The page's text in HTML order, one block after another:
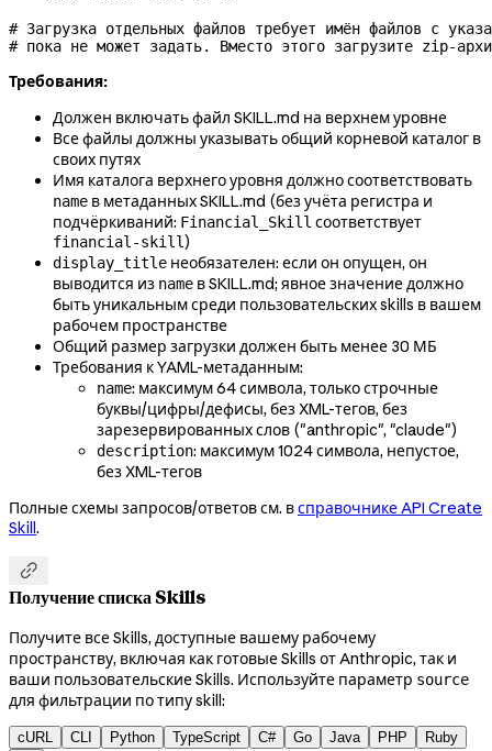
# Загрузка отдельных файлов требует имён файлов с
# пока не может задать. Вместо этого загрузите zip-
Требования:
Должен включать файл SKILL.md на верхнем уровне
Все файлы должны указывать общий корневой каталог в
своих путях
Имя каталога верхнего уровня должно соответствовать
name в метаданных SKILL.md (без учёта регистра и
подчёркиваний: Financial_Skill соответствует
financial-skill)
display_title необязателен: если он опущен, он
выводится из name в SKILL.md; явное значение должно
быть уникальным среди пользовательских skills в вашем
рабочем пространстве
Общий размер загрузки должен быть менее 30 МБ
Требования к YAML-метаданным:
name: максимум 64 символа, только строчные
буквы/цифры/дефисы, без XML-тегов, без
зарезервированных слов ("anthropic", "claude")
description: максимум 1024 символа, непустое,
без XML-тегов
Полные схемы запросов/ответов см. всправочнике API Create
Skill .

Получение списка Skills
Получите все Skills, доступные вашему рабочему
пространству, включая как готовые Skills от Anthropic, так и
ваши пользовательские Skills. Используйте параметр source
для фильтрации по типу skill:
cURL CLI Python TypeScript C# Go Java PHP Ruby